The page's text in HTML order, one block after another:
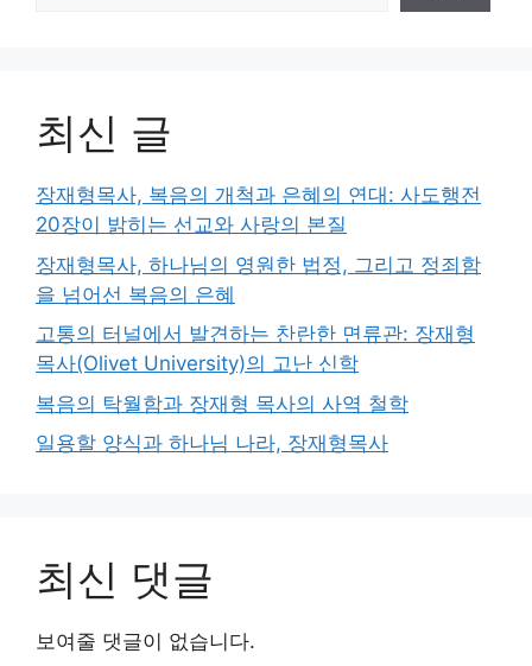
최신 글
장재형목사, 복음의 개척과 은혜의 연대: 사도행전
20장이 밝히는 선교와 사랑의 본질
장재형목사, 하나님의 영원한 법정, 그리고 정죄함
을 넘어선 복음의 은혜
고통의 터널에서 발견하는 찬란한 면류관: 장재형
목사(Olivet University)의 고난 신학
복음의 탁월함과 장재형 목사의 사역 철학
일용할 양식과 하나님 나라, 장재형목사
최신 댓글
보여줄 댓글이 없습니다.